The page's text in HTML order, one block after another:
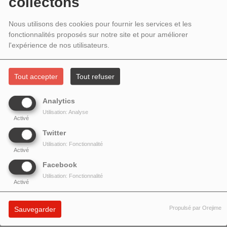
Nous utilisons des cookies pour fournir les services et les
fonctionnalités proposés sur notre site et pour améliorer
l'expérience de nos utilisateurs.
Tout accepter Tout refuser
Analytics
Activé
Utilisation: Analyse
Twitter
Activé
Utilisation: Fonctionnalité
Facebook
Activé
Utilisation: Fonctionnalité
Sauvegarder Propulsé par Orejime
KIRCHHOFER ET LE CINÉMA
EXPÉRIMENTAL
Patrice Kirchhofer
l'avant-garde, est l'auteur d'une œuvre unique et méconnue.